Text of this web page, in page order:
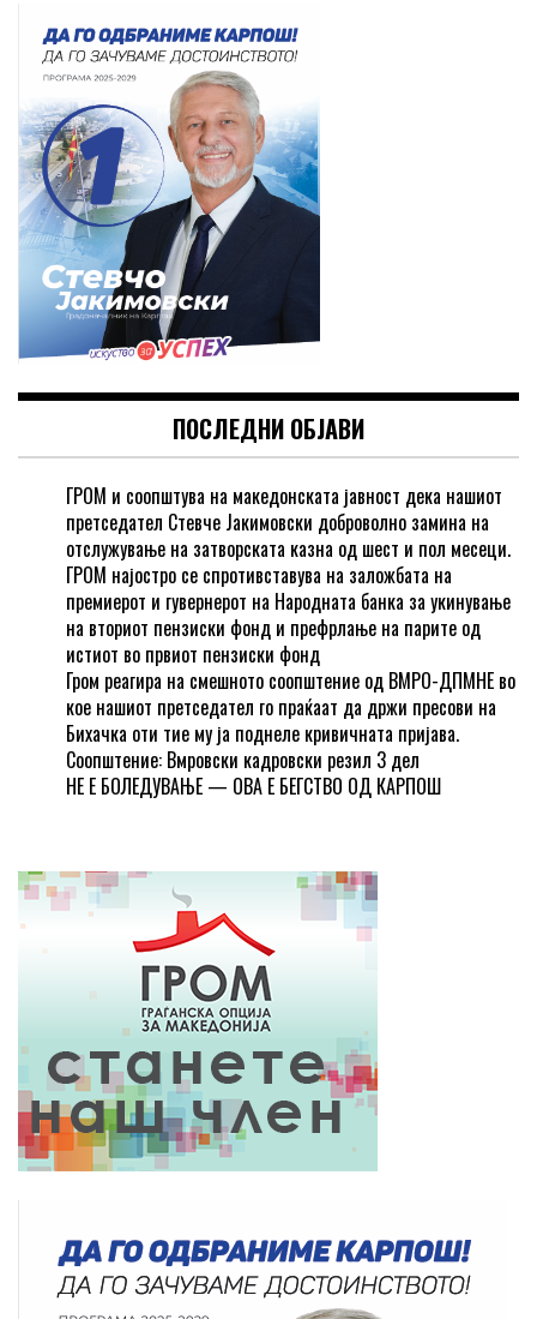
ПОСЛЕДНИ ОБЈАВИ
ГРОМ и соопштува на македонската јавност дека нашиот
претседател Стевче Јакимовски доброволно замина на
отслужување на затворската казна од шест и пол месеци.
ГРОМ најостро се спротивставува на заложбата на
премиерот и гувернерот на Народната банка за укинување
на вториот пензиски фонд и префрлање на парите од
истиот во првиот пензиски фонд
Гром реагира на смешното соопштение од ВМРО-ДПМНЕ во
кое нашиот претседател го праќаат да држи пресови на
Бихачка оти тие му ја поднеле кривичната пријава.
Соопштение: Вмровски кадровски резил 3 дел
НЕ Е БОЛЕДУВАЊЕ — ОВА Е БЕГСТВО ОД КАРПОШ